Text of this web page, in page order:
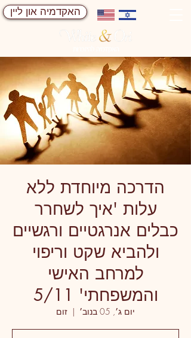
האקדמיה און ליין
הדרכה מיוחדת ללא
עלות 'איך לשחרר
כבלים אנרגטיים ורגשיים
ולהביא שקט וריפוי
למרחב האישי
והמשפחתי' 5/11
יום ג׳, 05 בנוב׳
  |
זום